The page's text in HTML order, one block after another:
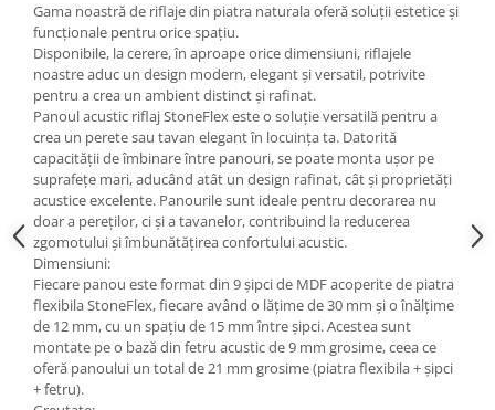
Gama noastră de riflaje din piatra naturala oferă soluții estetice și
funcționale pentru orice spațiu.
Disponibile, la cerere, în aproape orice dimensiuni, riflajele
noastre aduc un design modern, elegant și versatil, potrivite
pentru a crea un ambient distinct și rafinat.
Panoul acustic riflaj StoneFlex este o soluție versatilă pentru a
crea un perete sau tavan elegant în locuința ta. Datorită
capacității de îmbinare între panouri, se poate monta ușor pe
suprafețe mari, aducând atât un design rafinat, cât și proprietăți
acustice excelente. Panourile sunt ideale pentru decorarea nu
doar a pereților, ci și a tavanelor, contribuind la reducerea
zgomotului și îmbunătățirea confortului acustic.
Dimensiuni:
Fiecare panou este format din 9 șipci de MDF acoperite de piatra
flexibila StoneFlex, fiecare având o lățime de 30 mm și o înălțime
de 12 mm, cu un spațiu de 15 mm între șipci. Acestea sunt
montate pe o bază din fetru acustic de 9 mm grosime, ceea ce
oferă panoului un total de 21 mm grosime (piatra flexibila + șipci
+ fetru).